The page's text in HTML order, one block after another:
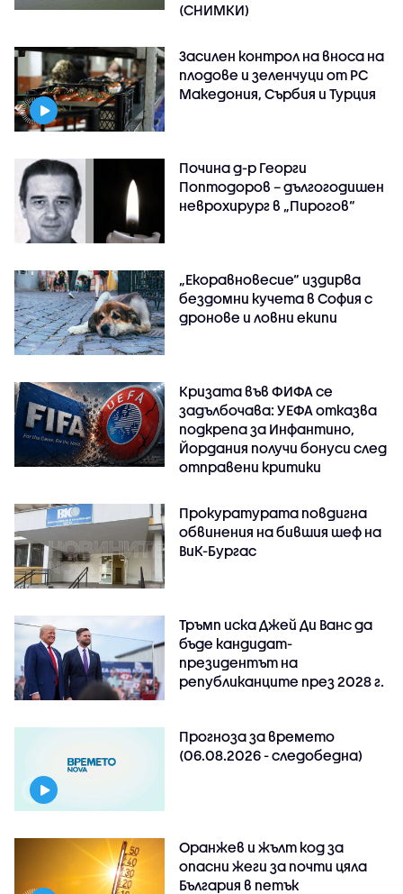
(СНИМКИ)
Засилен контрол на вноса на
плодове и зеленчуци от РС
Македония, Сърбия и Турция
Почина д-р Георги
Поптодоров – дългогодишен
неврохирург в „Пирогов“
„Екоравновесие“ издирва
бездомни кучета в София с
дронове и ловни екипи
Кризата във ФИФА се
задълбочава: УЕФА отказва
подкрепа за Инфантино,
Йордания получи бонуси след
отправени критики
Прокуратурата повдигна
обвинения на бившия шеф на
ВиК-Бургас
Тръмп иска Джей Ди Ванс да
бъде кандидат-
президентът на
републиканците през 2028 г.
Прогноза за времето
(06.08.2026 - следобедна)
Оранжев и жълт код за
опасни жеги за почти цяла
България в петък